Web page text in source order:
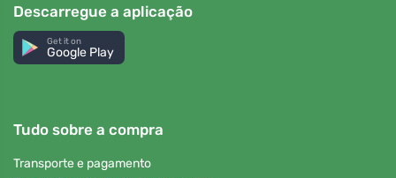
Descarregue a aplicação
Get it on
Google Play
Tudo sobre a compra
Transporte e pagamento